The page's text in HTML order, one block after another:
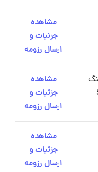
مشاهده
جزئیات و
ارسال رزومه
مشاهده
جزئیات و
ارسال رزومه
مشاهده
جزئیات و
ارسال رزومه